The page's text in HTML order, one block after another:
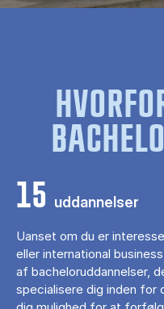
15 uddannelser
Uanset om du er
eller international
af bacheloruddannelser,
specialisere dig inden for